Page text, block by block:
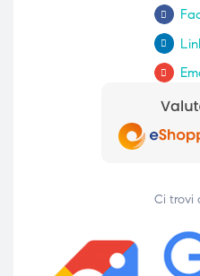
Ci trovi